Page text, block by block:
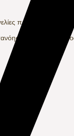
παραδίδονται
και την